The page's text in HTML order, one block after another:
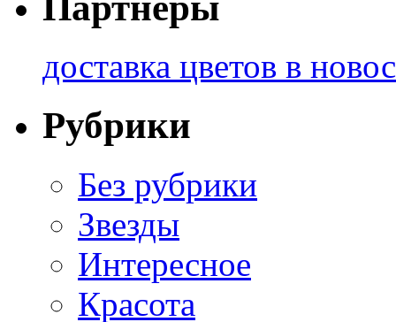
доставка цветов в
Рубрики
Без рубрики
Звезды
Интересное
Красота